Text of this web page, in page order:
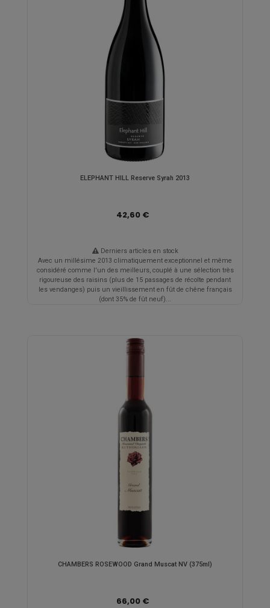
ELEPHANT HILL Reserve Syrah 2013
42,60 €
Derniers articles en stock
Avec un millésime 2013 climatiquement exceptionnel et même
considéré comme l'un des meilleurs, couplé à une sélection très
rigoureuse des raisins (plus de 15 passages de récolte pendant
les vendanges) puis un vieillissement en fût de chêne français
(dont 35% de fût neuf)...
CHAMBERS ROSEWOOD Grand Muscat NV (375ml)
66,00 €